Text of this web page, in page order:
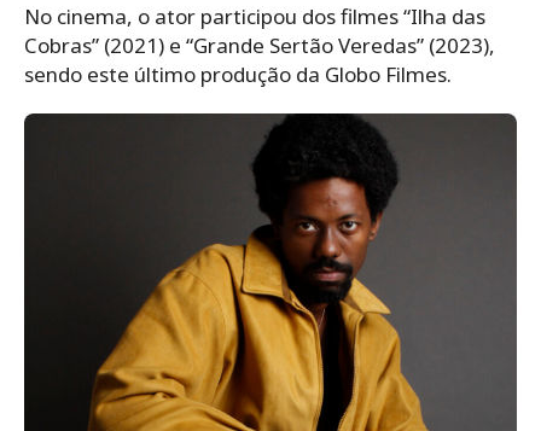
No cinema, o ator participou dos filmes “Ilha das
Cobras” (2021) e “Grande Sertão Veredas” (2023),
sendo este último produção da Globo Filmes.